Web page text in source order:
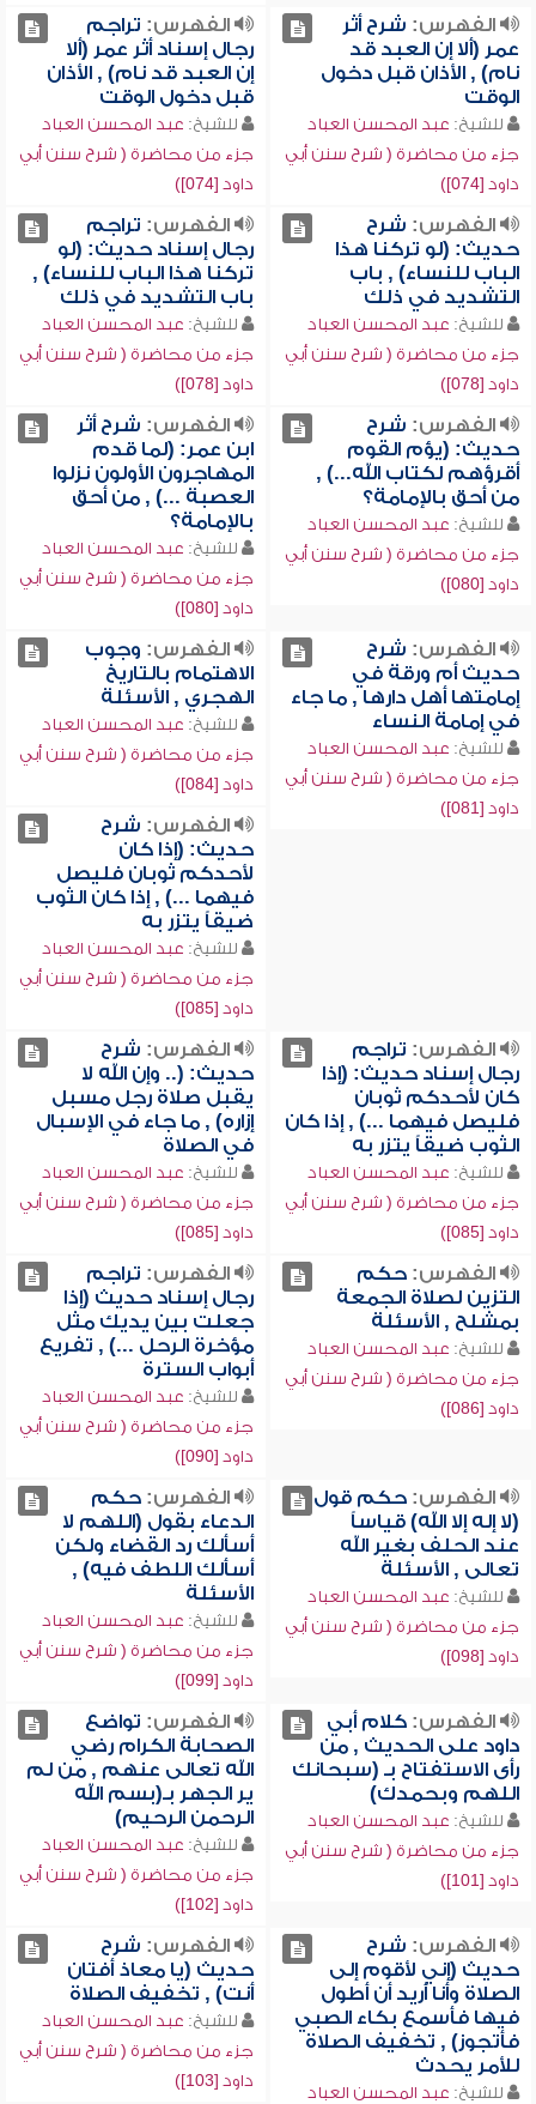
الفهرس: شرح أثر
عمر (ألا إن العبد قد
نام) , الأذان قبل دخول
الوقت
للشيخ: عبد المحسن العباد
جزء من محاضرة ( شرح سنن أبي
داود [074])
الفهرس: تراجم
رجال إسناد أثر عمر (ألا
إن العبد قد نام) , الأذان
قبل دخول الوقت
للشيخ: عبد المحسن العباد
جزء من محاضرة ( شرح سنن أبي
داود [074])
الفهرس: شرح
حديث: (لو تركنا هذا
الباب للنساء) , باب
التشديد في ذلك
للشيخ: عبد المحسن العباد
جزء من محاضرة ( شرح سنن أبي
داود [078])
الفهرس: تراجم
رجال إسناد حديث: (لو
تركنا هذا الباب للنساء) ,
باب التشديد في ذلك
للشيخ: عبد المحسن العباد
جزء من محاضرة ( شرح سنن أبي
داود [078])
الفهرس: شرح
حديث: (يؤم القوم
أقرؤهم لكتاب الله...) ,
من أحق بالإمامة؟
للشيخ: عبد المحسن العباد
جزء من محاضرة ( شرح سنن أبي
داود [080])
الفهرس: شرح أثر
ابن عمر: (لما قدم
المهاجرون الأولون نزلوا
العصبة ...) , من أحق
بالإمامة؟
للشيخ: عبد المحسن العباد
جزء من محاضرة ( شرح سنن أبي
داود [080])
الفهرس: شرح
حديث أم ورقة في
إمامتها أهل دارها , ما جاء
في إمامة النساء
للشيخ: عبد المحسن العباد
جزء من محاضرة ( شرح سنن أبي
داود [081])
الفهرس: وجوب
الاهتمام بالتاريخ
الهجري , الأسئلة
للشيخ: عبد المحسن العباد
جزء من محاضرة ( شرح سنن أبي
داود [084])
الفهرس: شرح
حديث: (إذا كان
لأحدكم ثوبان فليصل
فيهما ...) , إذا كان الثوب
ضيقاً يتزر به
للشيخ: عبد المحسن العباد
جزء من محاضرة ( شرح سنن أبي
داود [085])
الفهرس: تراجم
رجال إسناد حديث: (إذا
كان لأحدكم ثوبان
فليصل فيهما ...) , إذا كان
الثوب ضيقاً يتزر به
للشيخ: عبد المحسن العباد
جزء من محاضرة ( شرح سنن أبي
داود [085])
الفهرس: شرح
حديث: (.. وإن الله لا
يقبل صلاة رجل مسبل
إزاره) , ما جاء في الإسبال
في الصلاة
للشيخ: عبد المحسن العباد
جزء من محاضرة ( شرح سنن أبي
داود [085])
الفهرس:حكم
التزين لصلاة الجمعة
بمشلح , الأسئلة
للشيخ: عبد المحسن العباد
جزء من محاضرة ( شرح سنن أبي
داود [086])
الفهرس: تراجم
رجال إسناد حديث (إذا
جعلت بين يديك مثل
مؤخرة الرحل ...) , تفريع
أبواب السترة
للشيخ: عبد المحسن العباد
جزء من محاضرة ( شرح سنن أبي
داود [090])
الفهرس:حكم قول
(لا إله إلا الله) قياساً
عند الحلف بغير الله
تعالى , الأسئلة
للشيخ: عبد المحسن العباد
جزء من محاضرة ( شرح سنن أبي
داود [098])
الفهرس:حكم
الدعاء بقول (اللهم لا
أسألك رد القضاء ولكن
أسألك اللطف فيه) ,
الأسئلة
للشيخ: عبد المحسن العباد
جزء من محاضرة ( شرح سنن أبي
داود [099])
الفهرس:كلام أبي
داود على الحديث , من
رأى الاستفتاح بـ (سبحانك
اللهم وبحمدك)
للشيخ: عبد المحسن العباد
جزء من محاضرة ( شرح سنن أبي
داود [101])
الفهرس: تواضع
الصحابة الكرام رضي
الله تعالى عنهم , من لم
ير الجهر بـ(بسم الله
الرحمن الرحيم)
للشيخ: عبد المحسن العباد
جزء من محاضرة ( شرح سنن أبي
داود [102])
الفهرس: شرح
حديث (إني لأقوم إلى
الصلاة وأنا أريد أن أطول
فيها فأسمع بكاء الصبي
فأتجوز) , تخفيف الصلاة
للأمر يحدث
للشيخ: عبد المحسن العباد
الفهرس: شرح
حديث (يا معاذ أفتان
أنت) , تخفيف الصلاة
للشيخ: عبد المحسن العباد
جزء من محاضرة ( شرح سنن أبي
داود [103])